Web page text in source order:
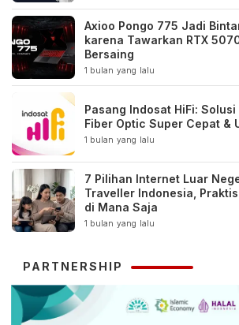
Axioo Pongo 775 Jadi
karena Tawarkan RTX
Bersaing
1 bulan yang lalu
Pasang Indosat HiFi:
Fiber Optic Super Cepat &
1 bulan yang lalu
7 Pilihan Internet Luar
Traveller Indonesia,
di Mana Saja
1 bulan yang lalu
PARTNERSHIP